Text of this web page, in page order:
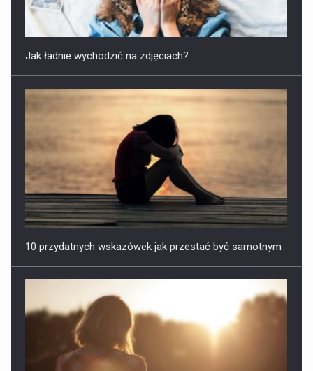
Jak ładnie wychodzić na zdjęciach?
10 przydatnych wskazówek jak przestać być samotnym